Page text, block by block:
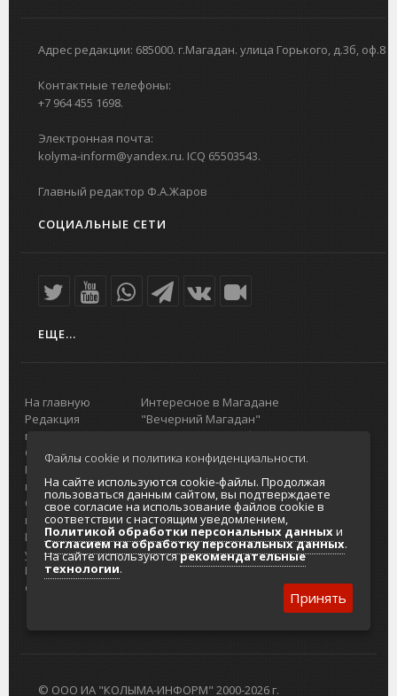
Адрес редакции: 685000. г.Магадан. улица Горького, д.3б, оф.8
Контактные телефоны:
+7 964 455 1698.
Электронная почта:
kolyma-inform@yandex.ru. ICQ 65503543.
Главный редактор Ф.А.Жаров
СОЦИАЛЬНЫЕ СЕТИ
ЕЩЕ...
На главную
Редакция
портала
О проекте
Реклама на
портале
Отзывы и
предложения
Интернет-
услуги
Разработка
сайтов
Интересное в Магадане
"Вечерний Магадан"
Городская доска объявлений
Реклама
Главный туристический портал
Колымы
Политика в отношении обработки
персональных данных
Согласие на обработку персональных
данных
© ООО ИА "КОЛЫМА-ИНФОРМ" 2000-2026 г.
Файлы cookie и политика конфиденциальности.
На сайте используются cookie-файлы. Продолжая
пользоваться данным сайтом, вы подтверждаете
свое согласие на использование файлов cookie в
соответствии с настоящим уведомлением,
Политикой обработки персональных данныхи
Согласием на обработку персональных данных.
На сайте используютсярекомендательные
технологии.
Принять